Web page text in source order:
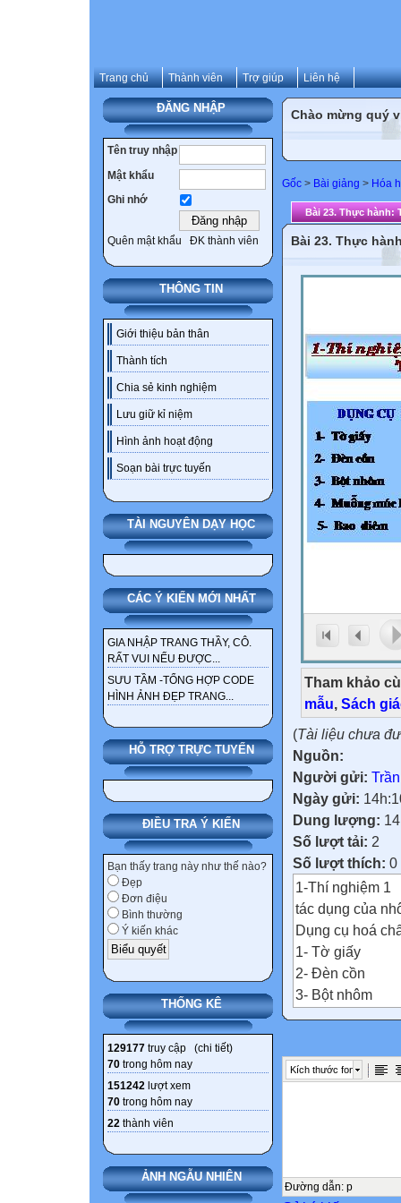
Trang chủ Thành viên Trợ giúp Liên hệ
ĐĂNG NHẬP
Tên truy nhập
Mật khẩu
Ghi nhớ
Quên mật khẩu ĐK thành viên
THÔNG TIN
Giới thiệu bản thân
Thành tích
Chia sẻ kinh nghiệm
Lưu giữ kỉ niệm
Hình ảnh hoạt động
Soạn bài trực tuyến
TÀI NGUYÊN DẠY HỌC
CÁC Ý KIẾN MỚI NHẤT
GIA NHẬP TRANG THẦY, CÔ.
RẤT VUI NẾU ĐƯỢC...
SƯU TẦM -TỔNG HỢP CODE
HÌNH ẢNH ĐẸP TRANG...
HỖ TRỢ TRỰC TUYẾN
ĐIỀU TRA Ý KIẾN
Bạn thấy trang này như thế nào?
Đẹp
Đơn điệu
Bình thường
Ý kiến khác
THỐNG KÊ
129177 truy cập (chi tiết)
70 trong hôm nay
151242 lượt xem
70 trong hôm nay
22 thành viên
ẢNH NGẪU NHIÊN
Chào mừng quý
Gốc > Bài giảng > Hóa
Bài 23. Thực hành:
Bài 23. Thực
Tham khảo
mẫu, Sách
(Tài liệu chưa
Nguồn:
Người gửi:
Ngày gửi:
Dung lượng:
Số lượt tải: 2
Số lượt thích: 0
1-Thí nghiệm 1
tác dụng của
Dụng cụ hoá
1- Tờ giấy
2- Đèn cồn
3- Bột nhôm
4- Mu?ng múc
Tiến hành thí
1- Gập đôi tờ
giấy cháy
Kích thước font
Đường dẫn: p